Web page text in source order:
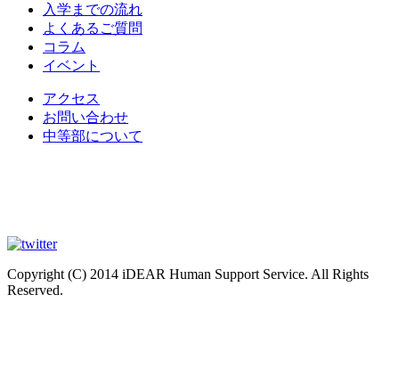
入学までの流れ
よくあるご質問
コラム
イベント
アクセス
お問い合わせ
中等部について
Copyright (C) 2014 iDEAR Human Support Service. All Rights
Reserved.